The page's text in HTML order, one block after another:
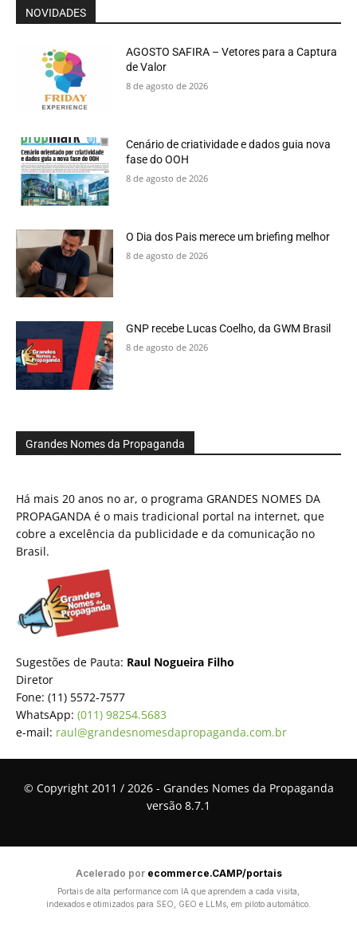
NOVIDADES
AGOSTO SAFIRA – Vetores para a Captura
de Valor
8 de agosto de 2026
Cenário de criatividade e dados guia nova
fase do OOH
8 de agosto de 2026
O Dia dos Pais merece um briefing melhor
8 de agosto de 2026
GNP recebe Lucas Coelho, da GWM Brasil
8 de agosto de 2026
Grandes Nomes da Propaganda
Há mais 20 anos no ar, o programa GRANDES NOMES DA
PROPAGANDA é o mais tradicional portal na internet, que
cobre a excelência da publicidade e da comunicação no
Brasil.
Sugestões de Pauta: Raul Nogueira Filho
Diretor
Fone: (11) 5572-7577
WhatsApp: (011) 98254.5683
e-mail: raul@grandesnomesdapropaganda.com.br
© Copyright 2011 / 2026 - Grandes Nomes da Propaganda
versão 8.7.1
Acelerado por ecommerce.CAMP/portais
Portais de alta performance com IA que aprendem a cada visita,
indexados e otimizados para SEO, GEO e LLMs, em piloto automático.